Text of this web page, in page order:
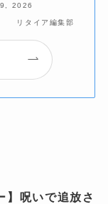
2026
リタイア編集部
】呪いで追放さ